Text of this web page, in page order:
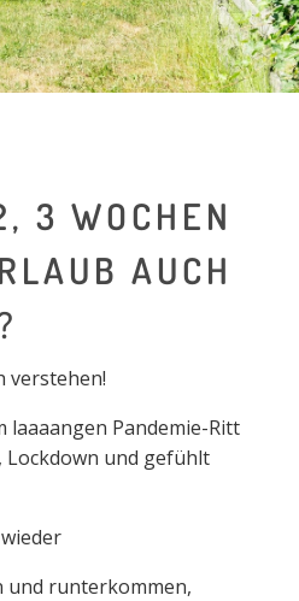
3 WOCHEN
AUCH
verstehen!
laaaangen Pandemie-Ritt
Lockdown und gefühlt
und runterkommen,